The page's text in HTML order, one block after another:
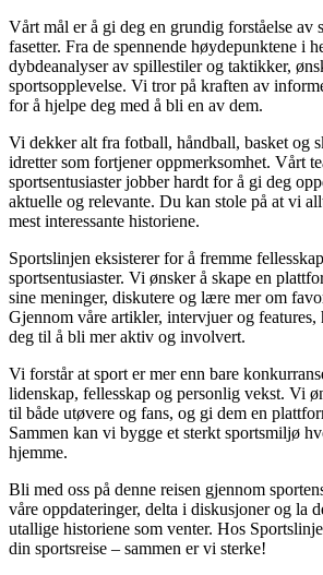
Vårt mål er å gi deg en grundig forståelse av
fasetter. Fra de spennende høydepunktene i
dybdeanalyser av spillestiler og taktikker,
sportsopplevelse. Vi tror på kraften av
for å hjelpe deg med å bli en av dem.
Vi dekker alt fra fotball, håndball, basket og
idretter som fortjener oppmerksomhet. Vårt
sportsentusiaster jobber hardt for å gi deg
aktuelle og relevante. Du kan stole på at vi
mest interessante historiene.
Sportslinjen eksisterer for å fremme
sportsentusiaster. Vi ønsker å skape en
sine meninger, diskutere og lære mer om
Gjennom våre artikler, intervjuer og features,
deg til å bli mer aktiv og involvert.
Vi forstår at sport er mer enn bare
lidenskap, fellesskap og personlig vekst. Vi
til både utøvere og fans, og gi dem en
Sammen kan vi bygge et sterkt sportsmiljø
hjemme.
Bli med oss på denne reisen gjennom
våre oppdateringer, delta i diskusjoner og la
utallige historiene som venter. Hos
din sportsreise – sammen er vi sterke!